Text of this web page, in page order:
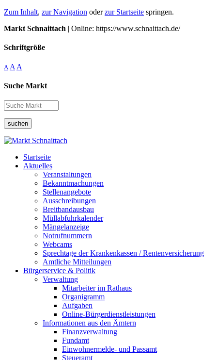
Zum Inhalt, zur Navigation oderzur Startseite springen.
Markt Schnaittach | Online: https://www.schnaittach.de/
Schriftgröße
A A A
Suche Markt
suchen
Startseite
Aktuelles
Veranstaltungen
Bekanntmachungen
Stellenangebote
Ausschreibungen
Breitbandausbau
Müllabfuhrkalender
Mängelanzeige
Notrufnummern
Webcams
Sprechtage der Krankenkassen / Rentenversicherung
Amtliche Mitteilungen
Bürgerservice & Politik
Verwaltung
Mitarbeiter im Rathaus
Organigramm
Aufgaben
Online-Bürgerdienstleistungen
Informationen aus den Ämtern
Finanzverwaltung
Fundamt
Einwohnermelde- und Passamt
Steueramt